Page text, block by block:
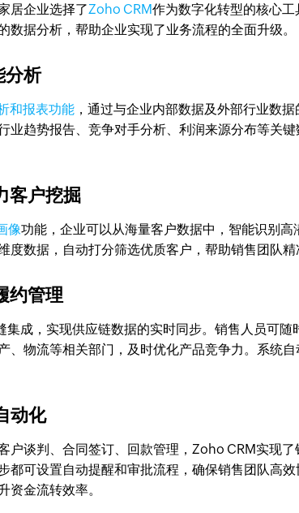
居企业选择了Zoho CRM作为数字化转型的核心
数据分析，帮助企业实现了业务流程的全面升级。
分析
和报表功能 ，通过与企业内部数据及外部行业数
业趋势报告、竞争对手分析、利润来源分布等关
客户挖掘
像功能，企业可以从海量客户数据中，智能识别
度数据，自动打分筛选优质客户，帮助销售团队精
约管理
集成，实现供应链数据的实时同步。销售人员可
、物流等相关部门，及时优化产品竞争力。系统
动化
户谈判、合同签订、回款管理，Zoho CRM实现
都可设置自动提醒和审批流程，确保销售团队高
资金流转效率。